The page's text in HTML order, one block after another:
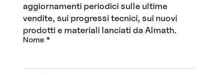
aggiornamenti periodici sulle ultime
vendite, sui progressi tecnici, sui nuovi
prodotti e materiali lanciati da Almath.
Nome *